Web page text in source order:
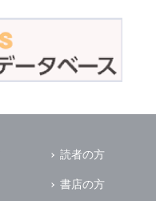
読者の方
書店の方